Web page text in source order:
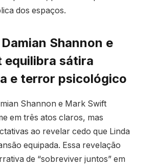
dos espaços.
Shannon e
equilibra sátira
e terror psicológico
Shannon e Mark Swift
em três atos claros, mas
ao revelar cedo que Linda
equipada. Essa revelação
de “sobreviver juntos” em